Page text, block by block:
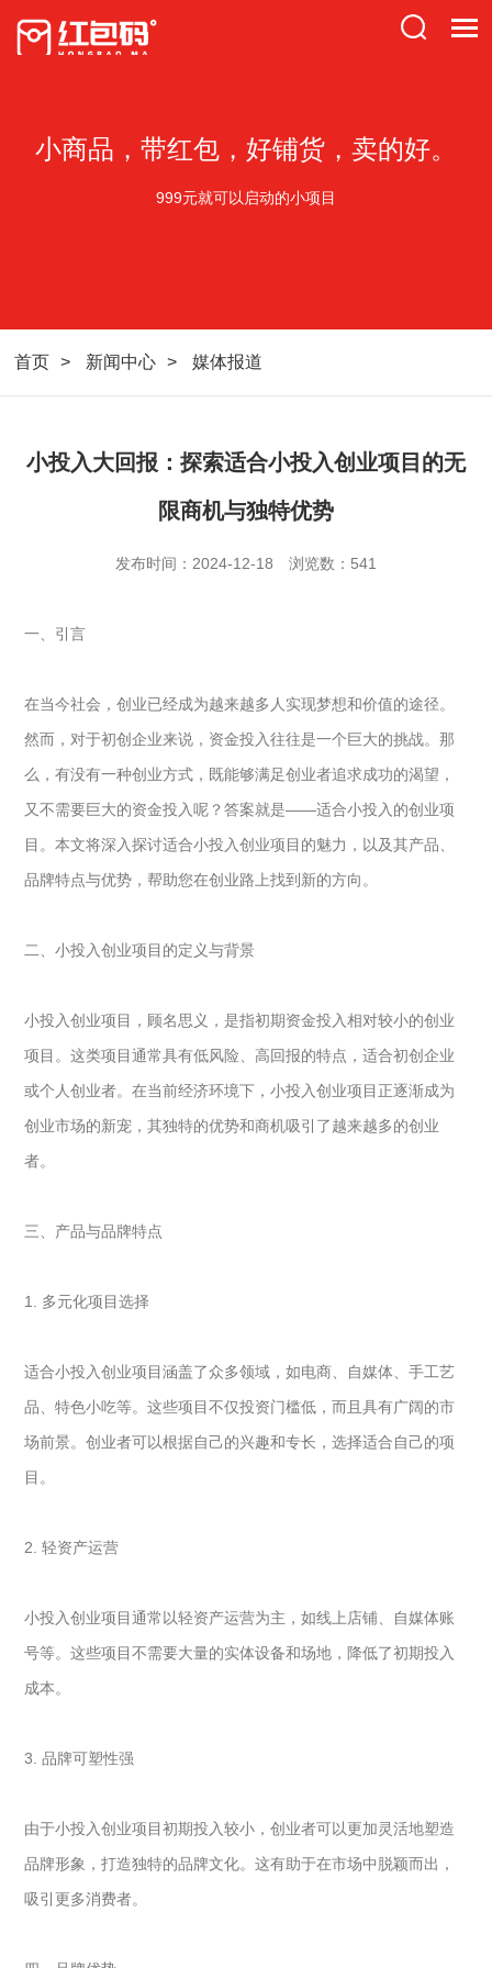
小商品，带红包，好铺货，卖的好。
999元就可以启动的小项目
首页 新闻中心 媒体报道
小投入大回报：探索适合小投入创业项目的无
限商机与独特优势
发布时间：2024-12-18 浏览数：541
一、引言
在当今社会， 创业已经成为越来越多人实现梦想和价值的途径。
然而，对于初创企业来说，资金投入往往是一个巨大的挑战。那
么，有没有一种创业方式，既能够满足创业者追求成功的渴望，
又不需要巨大的资金投入呢？答案就是——适合小投入的创业项
目。本文将深入探讨适合小投入创业项目的魅力，以及其产品、
品牌特点与优势，帮助您在创业路上找到新的方向。
二、小投入创业项目的定义与背景
小投入创业项目，顾名思义，是指初期资金投入相对较小的创业
项目。这类项目通常具有低风险、高回报的特点，适合初创企业
或个人创业者。在当前经济环境下，小投入创业项目正逐渐成为
创业市场的新宠，其独特的优势和商机吸引了越来越多的创业
者。
三、产品与品牌特点
1. 多元化项目选择
适合小投入创业项目涵盖了众多领域，如电商、自媒体、手工艺
品、特色小吃等。这些项目不仅投资门槛低，而且具有广阔的市
场前景。创业者可以根据自己的兴趣和专长，选择适合自己的项
目。
2. 轻资产运营
小投入创业项目通常以轻资产运营为主，如线上店铺、自媒体账
号等。这些项目不需要大量的实体设备和场地，降低了初期投入
成本。
3. 品牌可塑性强
由于小投入创业项目初期投入较小，创业者可以更加灵活地塑造
品牌形象，打造独特的品牌文化。这有助于在市场中脱颖而出，
吸引更多消费者。